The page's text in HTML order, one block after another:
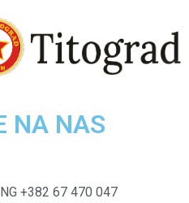
NA NAS
+382 67 470 047